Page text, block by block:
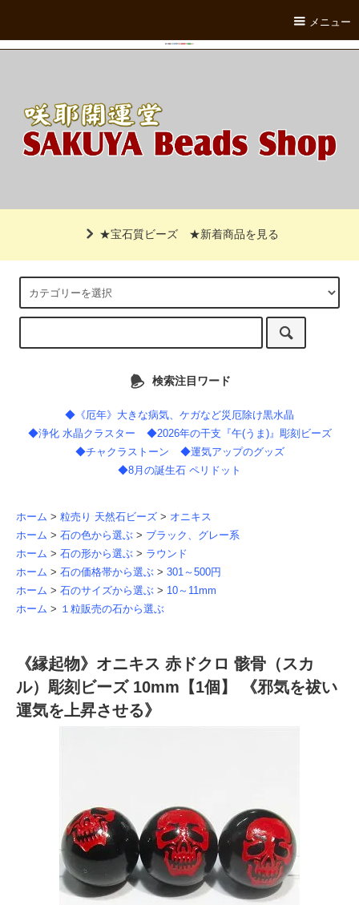
メニュー
★宝石質ビーズ ★新着商品を見る
検索注目ワード
◆《厄年》大きな病気、ケガなど災厄除け黒水晶
◆浄化 水晶クラスター
◆2026年の干支『午(うま)』彫刻ビーズ
◆チャクラストーン
◆運気アップのグッズ
◆8月の誕生石 ペリドット
ホーム > 粒売り 天然石ビーズ > オニキス
ホーム > 石の色から選ぶ > ブラック、グレー系
ホーム > 石の形から選ぶ > ラウンド
ホーム > 石の価格帯から選ぶ > 301～500円
ホーム > 石のサイズから選ぶ > 10～11mm
ホーム > １粒販売の石から選ぶ
《縁起物》オニキス 赤ドクロ 骸骨（スカ
ル）彫刻ビーズ 10mm【1個】 《邪気を祓い
運気を上昇させる》